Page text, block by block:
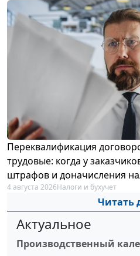
Переквалификация
трудовые: когда у
штрафов и доначисления
4 августа 2026Налоги и бухучет
Читать
Актуальное
Производственный